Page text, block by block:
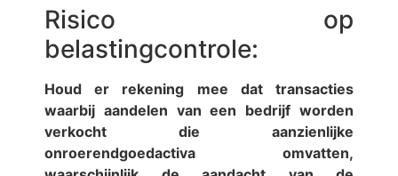
Risico op
belastingcontrole:
Houd er rekening mee dat transacties
waarbij aandelen van een bedrijf worden
verkocht die aanzienlijke
onroerendgoedactiva omvatten,